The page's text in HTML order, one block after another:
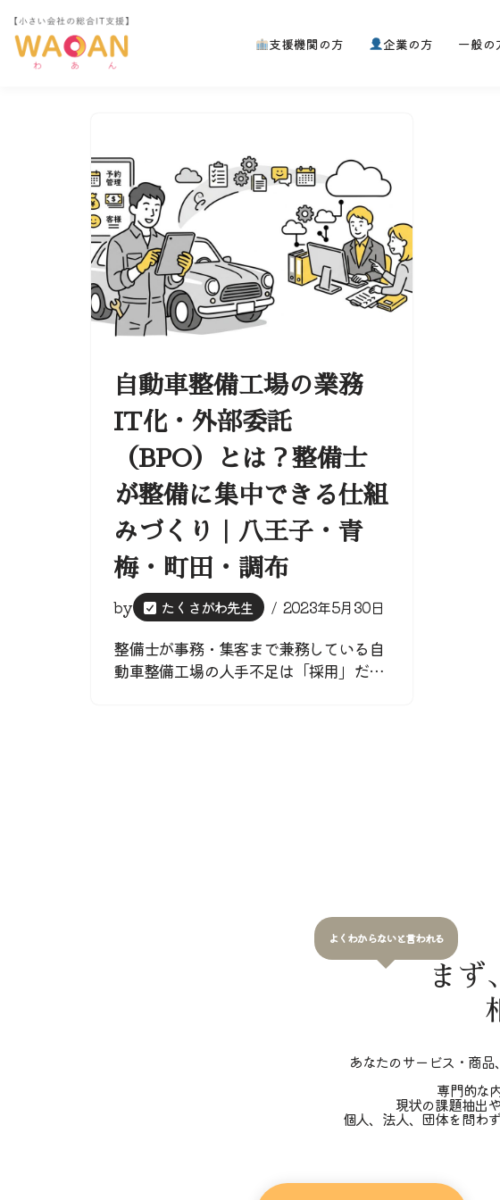
コ
支援機関の方 企業の方 一般の
自動車整備工場の業務
IT化・外部委託
（BPO）とは？整備士
が整備に集中できる仕組
みづくり｜八王子・青
梅・町田・調布
by たくさがわ先生 2023年5月30日
整備士が事務・集客まで兼務している自
動車整備工場の人手不足は「採用」だ…
よくわからないと言われる
まず
あなたのサービス・商
専門的な
現状の課題抽出
個人、法人、団体を問わ